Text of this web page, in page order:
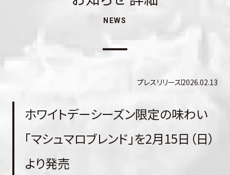
NEWS
プレスリリース2026.02.13
ホワイトデーシーズン限定の味わい
「マシュマロブレンド」を2月15日（日）
より発売